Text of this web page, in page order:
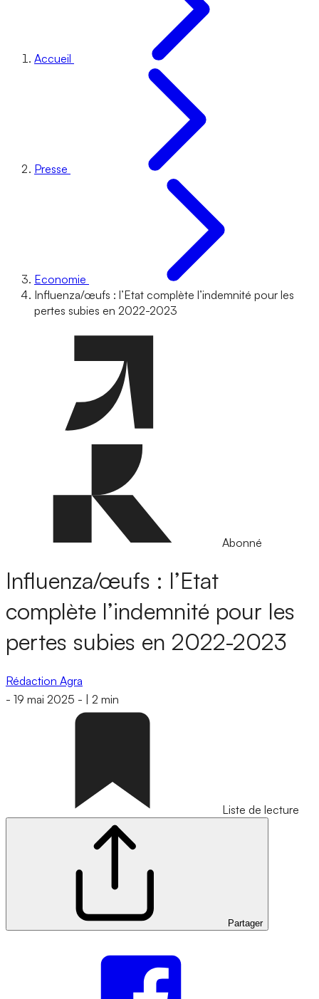
Accueil
Presse
Economie
Influenza/œufs : l’Etat complète l’indemnité pour les
pertes subies en 2022-2023
Abonné
Influenza/œufs : l’Etat
complète l’indemnité pour les
pertes subies en 2022-2023
Rédaction Agra
- 19 mai 2025 - 2 min
Liste de lecture
Partager